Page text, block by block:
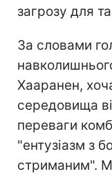
загрозу для
За словами
Хааранен,
середовища
переваги
"ентузіазм з
стриманим".